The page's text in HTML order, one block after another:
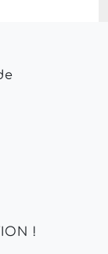
!